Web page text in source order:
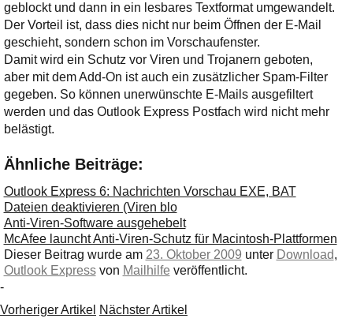
geblockt und dann in ein lesbares Textformat umgewandelt.
Der Vorteil ist, dass dies nicht nur beim Öffnen der E-Mail
geschieht, sondern schon im Vorschaufenster.
Damit wird ein Schutz vor Viren und Trojanern geboten,
aber mit dem Add-On ist auch ein zusätzlicher Spam-Filter
gegeben. So können unerwünschte E-Mails ausgefiltert
werden und das Outlook Express Postfach wird nicht mehr
belästigt.
Ähnliche Beiträge:
Outlook Express 6: Nachrichten Vorschau EXE, BAT
Dateien deaktivieren (Viren blo
Anti-Viren-Software ausgehebelt
McAfee launcht Anti-Viren-Schutz für Macintosh-Plattformen
Dieser Beitrag wurde am 23. Oktober 2009 unter Download,
Outlook Express von Mailhilfe veröffentlicht.
-
Vorheriger Artikel Nächster Artikel
E-Mail bestätigen